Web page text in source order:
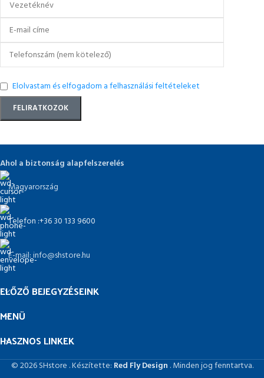
Elolvastam és elfogadom a felhasználási feltételeket
Ahol a biztonság alapfelszerelés
Magyarország
Telefon :+36 30 133 9600
E-mail: info@shstore.hu
ELŐZŐ BEJEGYZÉSEINK
MENÜ
HASZNOS LINKEK
© 2026 SHstore . Készítette: Red Fly Design . Minden jog fenntartva.